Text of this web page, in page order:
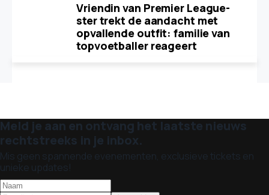
Vriendin van Premier League-
ster trekt de aandacht met
opvallende outfit: familie van
topvoetballer reageert
Meld je aan en ontvang het laatste nieuws
rechtstreeks in je inbox.
Mis geen spannende evenementen, exclusieve tickets en
unieke updates!